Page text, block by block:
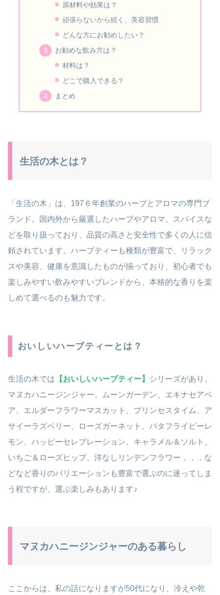
原材料や効果は？
頑張らないから続く、美容習慣
どんな方にお勧めしたい？
お勧めな飲み方は？
材料は？
どこで購入できる？
まとめ
生活の木とは？
「生活の木」は、197６年創業のハーブとアロマの専門ブ
ランド。国内外から厳選したハーブやアロマ、スパイスな
どを取り扱っており、品質の高さと安全性で多くの人に信
頼されています。ハーブティーも種類が豊富で、リラック
スや美容、健康を意識したものが揃っており、初心者でも
楽しみやすい飲みやすいブレンドから、本格的な香りを楽
しめて選べるのも魅力です。
おいしいハーブティーとは？
生活の木では 【おいしいハーブティー】
シリーズがあり、
マヌカハニージンジャー、ムーンガーデン、エキナセアベ
ア、エルダーフラワーマスカット、プリンセスタイム、ア
サイーラズベリー、ローズガーネット、バタフライピーレ
モン、ハッピーセレブレーション、キャラメル＆ソルト、
いちご＆ローズヒップ、洋なしリンデンフラワー．．．な
どなど香りのバリエーションも豊富で選ぶのに迷ってしま
う程ですが、選ぶ楽しみもあります♪
マヌカハニージンジャーのある暮らし
ここからは、私の話になりますが50代になり、冷えや乾